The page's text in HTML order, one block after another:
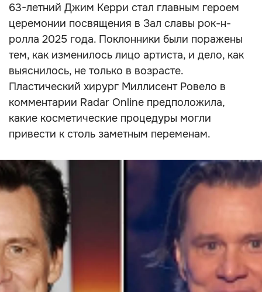
63-летний Джим Керри стал главным героем
церемонии посвящения в Зал славы рок-н-
ролла 2025 года. Поклонники были поражены
тем, как изменилось лицо артиста, и дело, как
выяснилось, не только в возрасте.
Пластический хирург Миллисент Ровело в
комментарии Radar Online предположила,
какие косметические процедуры могли
привести к столь заметным переменам.